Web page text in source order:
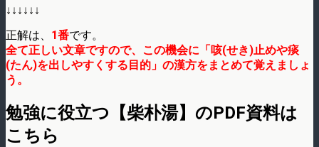
↓↓↓↓↓↓
正解は、 1番です。
全て正しい文章ですので、この機会に「咳(せき)止めや痰
(たん)を出しやすくする目的」の漢方をまとめて覚えましょ
う。
勉強に役立つ【柴朴湯】のPDF資料は
こちら